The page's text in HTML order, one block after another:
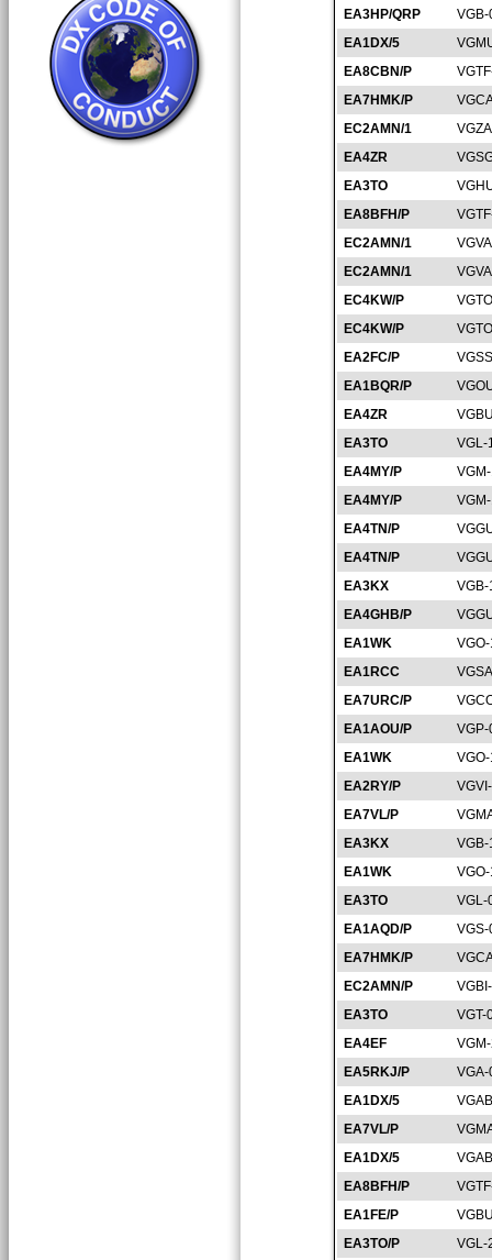
EA3HP/QRP
EA1DX/5
EA8CBN/P
EA7HMK/P
EC2AMN/1
EA4ZR
EA3TO
EA8BFH/P
EC2AMN/1
EC2AMN/1
EC4KW/P
EC4KW/P
EA2FC/P
EA1BQR/P
EA4ZR
EA3TO
VGL-
EA4MY/P
EA4MY/P
EA4TN/P
EA4TN/P
EA3KX
EA4GHB/P
EA1WK
EA1RCC
EA7URC/P
EA1AOU/P
EA1WK
EA2RY/P
EA7VL/P
EA3KX
EA1WK
EA3TO
VGL-
EA1AQD/P
EA7HMK/P
EC2AMN/P
EA3TO
VGT-
EA4EF
EA5RKJ/P
EA1DX/5
EA7VL/P
EA1DX/5
EA8BFH/P
EA1FE/P
EA3TO/P
VGL-